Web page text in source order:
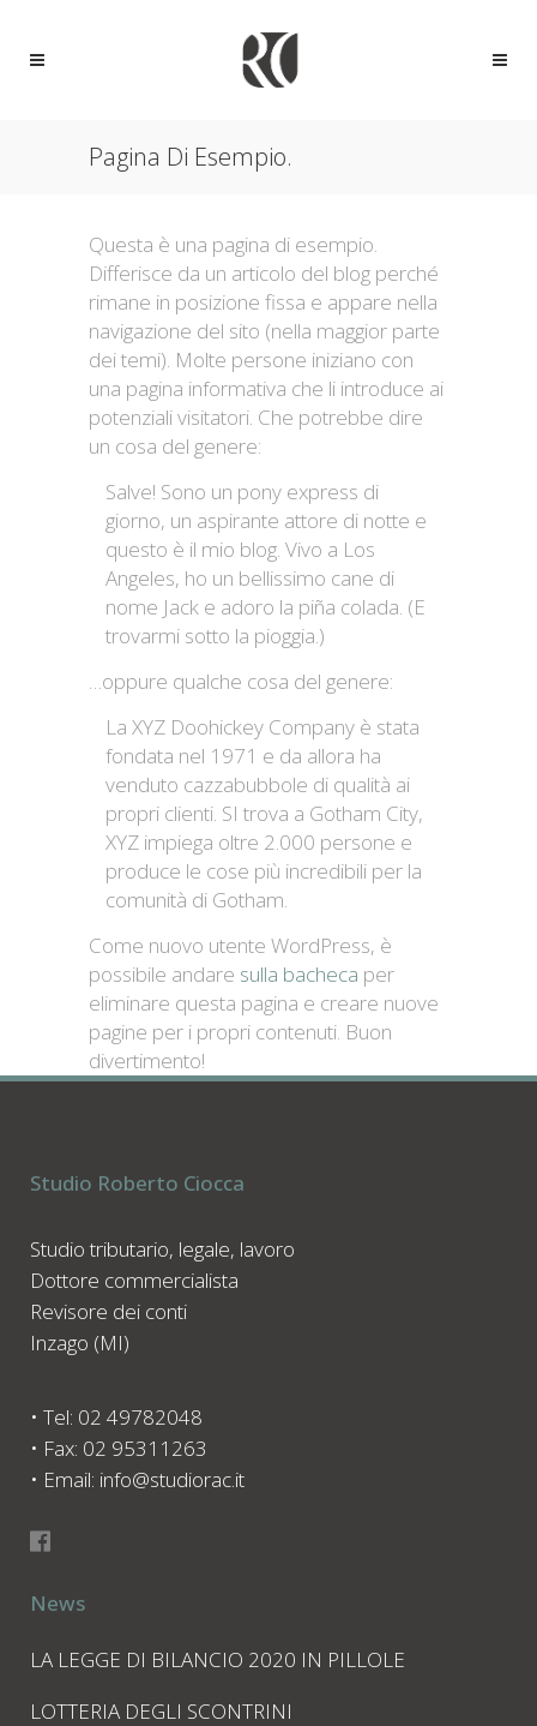
Pagina Di Esempio.
Questa è una pagina di esempio.
Differisce da un articolo del blog perché
rimane in posizione fissa e appare nella
navigazione del sito (nella maggior parte
dei temi). Molte persone iniziano con
una pagina informativa che li introduce ai
potenziali visitatori. Che potrebbe dire
un cosa del genere:
Salve! Sono un pony express di
giorno, un aspirante attore di notte e
questo è il mio blog. Vivo a Los
Angeles, ho un bellissimo cane di
nome Jack e adoro la piña colada. (E
trovarmi sotto la pioggia.)
…oppure qualche cosa del genere:
La XYZ Doohickey Company è stata
fondata nel 1971 e da allora ha
venduto cazzabubbole di qualità ai
propri clienti. SI trova a Gotham City,
XYZ impiega oltre 2.000 persone e
produce le cose più incredibili per la
comunità di Gotham.
Come nuovo utente WordPress, è
possibile andare sulla bacheca per
eliminare questa pagina e creare nuove
pagine per i propri contenuti. Buon
divertimento!
Studio Roberto Ciocca
Studio tributario, legale, lavoro
Dottore commercialista
Revisore dei conti
Inzago (MI)
• Tel: 02 49782048
• Fax: 02 95311263
• Email: info@studiorac.it
News
LA LEGGE DI BILANCIO 2020 IN PILLOLE
LOTTERIA DEGLI SCONTRINI